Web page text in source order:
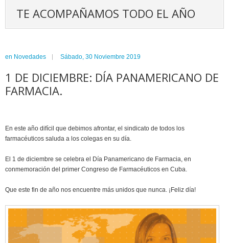
TE ACOMPAÑAMOS TODO EL AÑO
en Novedades Sábado, 30 Noviembre 2019
1 DE DICIEMBRE: DÍA PANAMERICANO DE
FARMACIA.
En este año difícil que debimos afrontar, el sindicato de todos los
farmacéuticos saluda a los colegas en su día.
El 1 de diciembre se celebra el Día Panamericano de Farmacia, en
conmemoración del primer Congreso de Farmacéuticos en Cuba.
Que este fin de año nos encuentre más unidos que nunca. ¡Feliz día!